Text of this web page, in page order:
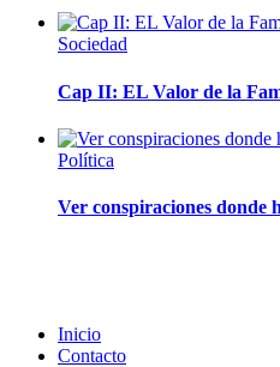
Sociedad
Cap II: EL Valor de la
Política
Ver conspiraciones donde
Inicio
Contacto